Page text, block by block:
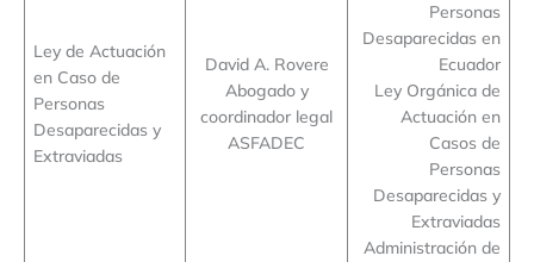
Ley de Actuación
en Caso de
Personas
Desaparecidas y
Extraviadas
David A. Rovere
Abogado y
coordinador legal
ASFADEC
Personas
Desaparecidas en
Ecuador
Ley Orgánica de
Actuación en
Casos de
Personas
Desaparecidas y
Extraviadas
Administración de